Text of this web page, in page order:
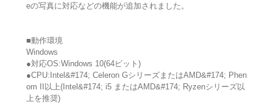
eの写真に対応などの機能が追加されました。
■動作環境
Windows
●対応OS:Windows 10(64ビット)
●CPU:Intel&#174; Celeron GシリーズまたはAMD&#174; Phen
om II以上(Intel&#174; i5 またはAMD&#174; Ryzenシリーズ以
上を推奨)